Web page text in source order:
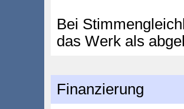
Bei
das Werk als
Finanzierung